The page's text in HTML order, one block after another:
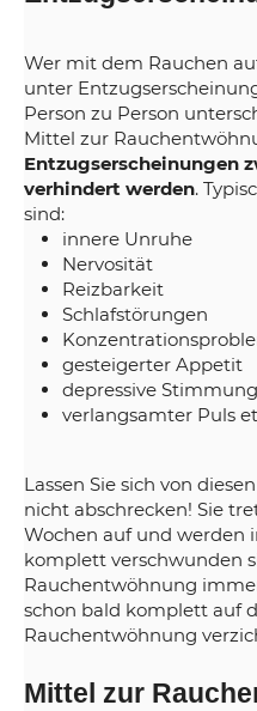
Wer mit dem Rauchen
unter
Person zu Person
Mittel zur
Entzugserscheinungen
verhindert werden.
sind:
innere Unruhe
Nervosität
Reizbarkeit
Schlafstörungen
gesteigerter Appetit
depressive Stimmung
verlangsamter Puls
Lassen Sie sich von
nicht abschrecken! Sie
Wochen auf und werden
komplett verschwunden
Rauchentwöhnung
schon bald komplett auf
Rauchentwöhnung
Mittel zur